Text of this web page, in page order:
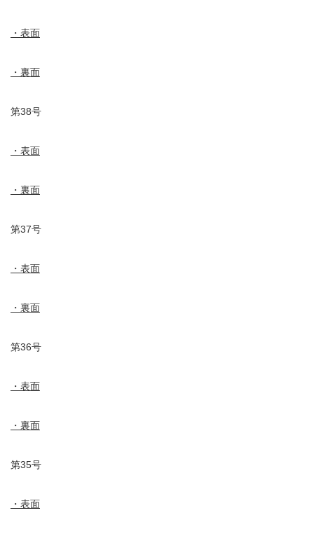
・表面
・裏面
第38号
・表面
・裏面
第37号
・表面
・裏面
第36号
・表面
・裏面
第35号
・表面